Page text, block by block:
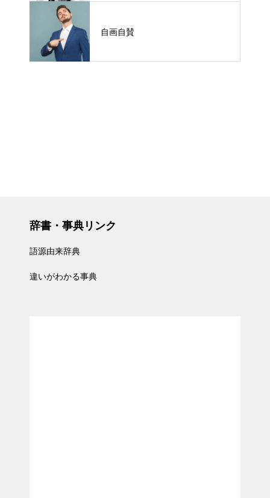
自画自賛
辞書・事典リンク
語源由来辞典
違いがわかる事典